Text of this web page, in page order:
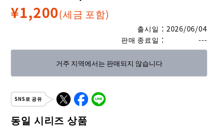
¥1,200(세금 포함)
출시일 ： 2026/06/04
판매 종료일 ： ---
거주 지역에서는 판매되지 않습니다
SNS로 공유
동일 시리즈 상품